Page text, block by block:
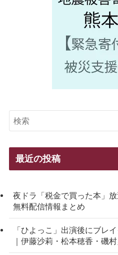
最近の投稿
夜ドラ「税金で買った本」
無料配信情報まとめ
「ひよっこ」出演後にブレ
｜伊藤沙莉・松本穂香・磯